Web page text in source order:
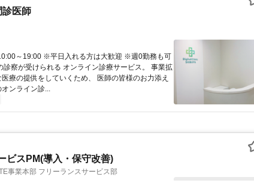
診医師
～19:00 ※平日入れる方は大歓迎 ※週0勤務も可
診察が受けられる オンライン診療サービス。 事業拡
療の提供をしていくため、 医師の皆様のお力添え
ンライン診...
ビスPM(導入・保守改善)
事業本部 フリーランスサービス部